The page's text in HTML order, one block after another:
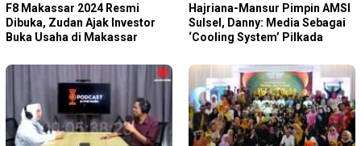
F8 Makassar 2024 Resmi
Dibuka, Zudan Ajak Investor
Buka Usaha di Makassar
Hajriana-Mansur Pimpin AMSI
Sulsel, Danny: Media Sebagai
‘Cooling System’ Pilkada